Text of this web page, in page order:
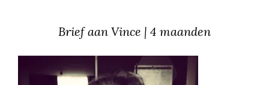
Brief aan Vince | 4 maanden